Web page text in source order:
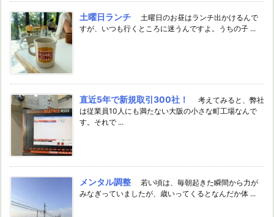
土曜日ランチ
土曜日のお昼はランチ出かけるんで
すが、いつも行くところに迷うんですよ。うちの子 ...
直近5年で新規取引300社！
考えてみると、弊社
は従業員10人にも満たない大阪の小さな町工場なんで
す。それで ...
メンタル調整
若い頃は、毎朝起きた瞬間から力が
みなぎっていましたが、歳いってくるとなんだか体 ...